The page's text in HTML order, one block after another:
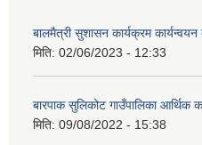
बालमैत्री सुशासन कार्यक्रम कार्यन्वयन
मिति: 02/06/2023 - 12:33
बारपाक सुलिकोट गाउँपालिका आर्थिक
मिति: 09/08/2022 - 15:38